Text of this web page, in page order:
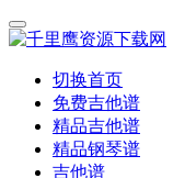
切换首页
免费吉他谱
精品吉他谱
精品钢琴谱
吉他谱